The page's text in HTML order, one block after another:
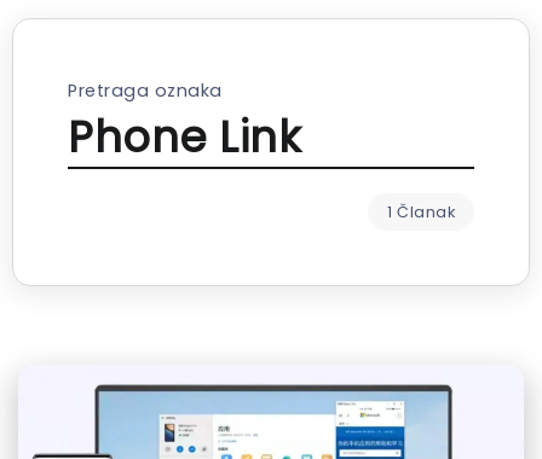
Pretraga oznaka
Phone Link
1 Članak